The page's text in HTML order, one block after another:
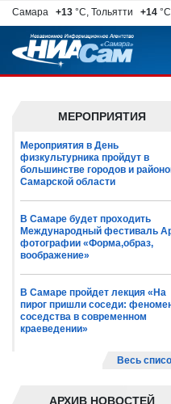
Самара +13 °C, Тольятти +14 °C
МЕРОПРИЯТИЯ
Мероприятия в День
физкультурника пройдут в
большинстве городов и
Самарской области
В Самаре будет проходить
Международный фестиваль
фотографии «Форма,образ,
воображение»
В Самаре пройдет лекция «На
пирог пришли соседи:
соседства в современном
краеведении»
Весь
АРХИВ НОВОСТЕЙ